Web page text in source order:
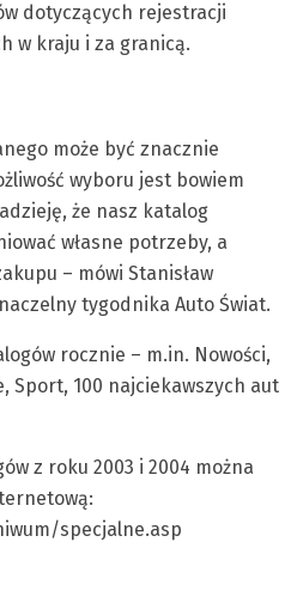
dotyczących rejestracji
w kraju i za granicą.
może być znacznie
wyboru jest bowiem
że nasz katalog
własne potrzeby, a
– mówi Stanisław
tygodnika Auto Świat.
rocznie – m.in. Nowości,
Sport, 100 najciekawszych aut
z roku 2003 i 2004 można
specjalne.asp